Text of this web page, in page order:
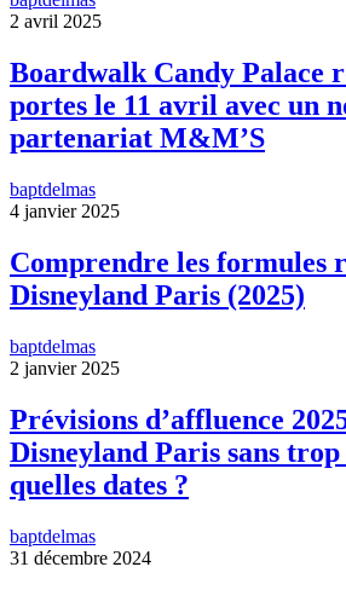
2 avril 2025
Boardwalk Candy Palace
portes le 11 avril avec un
partenariat M&M’S
baptdelmas
4 janvier 2025
Comprendre les formules
Disneyland Paris (2025)
baptdelmas
2 janvier 2025
Prévisions d’affluence
Disneyland Paris sans
quelles dates ?
baptdelmas
31 décembre 2024